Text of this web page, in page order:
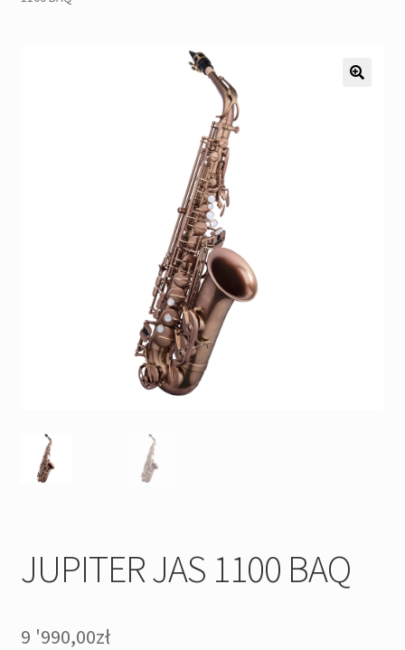
Pozostałe
JUPITER JAS 1100 BAQ
9 '990,00zł